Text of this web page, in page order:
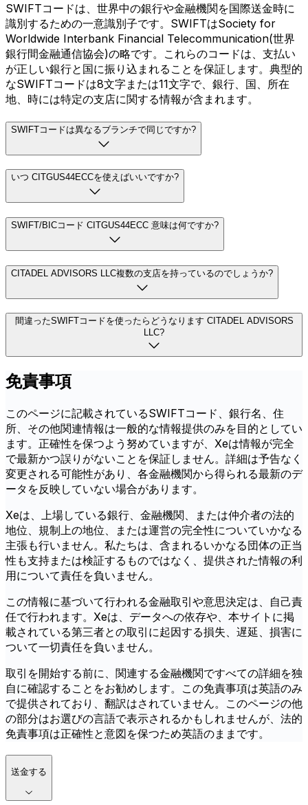
SWIFTコードは、世界中の銀行や金融機関を国際送金時に
識別するための一意識別子です。SWIFTはSociety for
Worldwide Interbank Financial Telecommunication(世界
銀行間金融通信協会)の略です。これらのコードは、支払い
が正しい銀行と国に振り込まれることを保証します。典型的
なSWIFTコードは8文字または11文字で、銀行、国、所在
地、時には特定の支店に関する情報が含まれます。
SWIFTコードは異なるブランチで同じですか?
いつ CITGUS44ECCを使えばいいですか?
SWIFT/BICコード CITGUS44ECC 意味は何ですか?
CITADEL ADVISORS LLC複数の支店を持っているのでしょうか?
間違ったSWIFTコードを使ったらどうなります CITADEL ADVISORS
LLC?
免責事項
このページに記載されているSWIFTコード、銀行名、住
所、その他関連情報は一般的な情報提供のみを目的としてい
ます。正確性を保つよう努めていますが、Xeは情報が完全
で最新かつ誤りがないことを保証しません。詳細は予告なく
変更される可能性があり、各金融機関から得られる最新のデ
ータを反映していない場合があります。
Xeは、上場している銀行、金融機関、または仲介者の法的
地位、規制上の地位、または運営の完全性についていかなる
主張も行いません。私たちは、含まれるいかなる団体の正当
性も支持または検証するものではなく、提供された情報の利
用について責任を負いません。
この情報に基づいて行われる金融取引や意思決定は、自己責
任で行われます。Xeは、データへの依存や、本サイトに掲
載されている第三者との取引に起因する損失、遅延、損害に
ついて一切責任を負いません。
取引を開始する前に、関連する金融機関ですべての詳細を独
自に確認することをお勧めします。この免責事項は英語のみ
で提供されており、翻訳はされていません。このページの他
の部分はお選びの言語で表示されるかもしれませんが、法的
免責事項は正確性と意図を保つため英語のままです。
送金する